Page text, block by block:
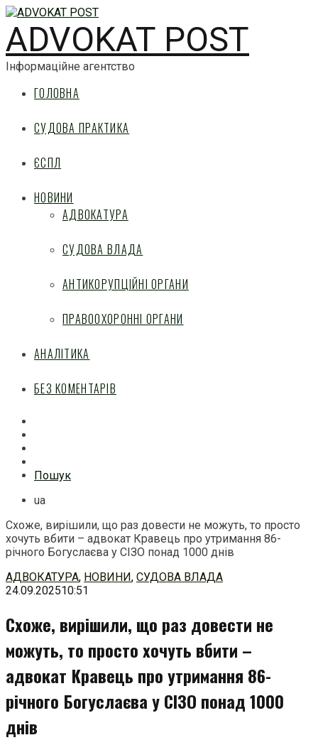
ADVOKAT POST
Інформаційне агентство
ГОЛОВНА
СУДОВА ПРАКТИКА
ЄСПЛ
НОВИНИ
АДВОКАТУРА
СУДОВА ВЛАДА
АНТИКОРУПЦІЙНІ ОРГАНИ
ПРАВООХОРОННІ ОРГАНИ
АНАЛІТИКА
БЕЗ КОМЕНТАРІВ
Пошук
ua
Схоже, вирішили, що раз довести не можуть, то просто
хочуть вбити – адвокат Кравець про утримання 86-
річного Богуслаєва у СІЗО понад 1000 днів
Перейти
до
АДВОКАТУРА, НОВИНИ, СУДОВА ВЛАДА
24.09.202510:51
Схоже, вирішили, що раз довести не
можуть, то просто хочуть вбити –
адвокат Кравець про утримання 86-
річного Богуслаєва у СІЗО понад 1000
днів